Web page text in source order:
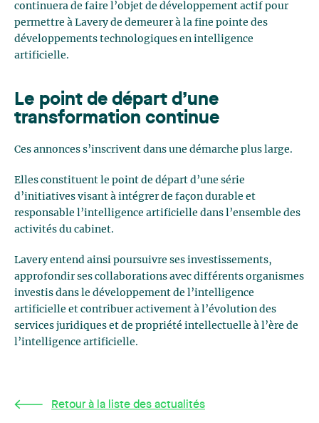
continuera de faire l’objet de développement actif pour
permettre à Lavery de demeurer à la fine pointe des
développements technologiques en intelligence
artificielle.
Le point de départ d’une
transformation continue
Ces annonces s’inscrivent dans une démarche plus large.
Elles constituent le point de départ d’une série
d’initiatives visant à intégrer de façon durable et
responsable l’intelligence artificielle dans l’ensemble des
activités du cabinet.
Lavery entend ainsi poursuivre ses investissements,
approfondir ses collaborations avec différents organismes
investis dans le développement de l’intelligence
artificielle et contribuer activement à l’évolution des
services juridiques et de propriété intellectuelle à l’ère de
l’intelligence artificielle.
Retour à la liste des actualités